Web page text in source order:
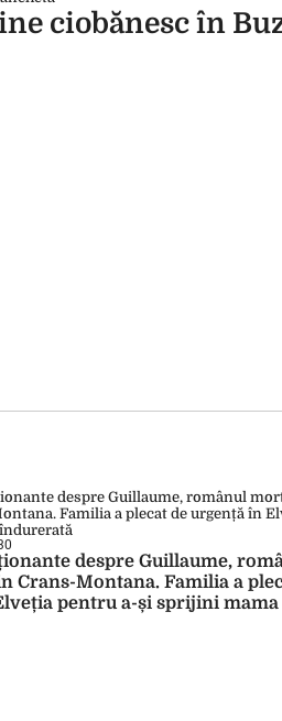
ciobănesc în
despre Guillaume,
Crans-Montana. Familia a
pentru a-și sprijini